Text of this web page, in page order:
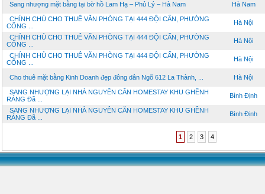
Sang nhượng mặt bằng tại bờ hồ Lam Hạ – Phủ Lý – Hà Nam Hà Nam
CHÍNH CHỦ CHO THUÊ VĂN PHÒNG TẠI 444 ĐỘI CẤN, PHƯỜNG
CỐNG ...
Hà Nội
CHÍNH CHỦ CHO THUÊ VĂN PHÒNG TẠI 444 ĐỘI CẤN, PHƯỜNG
CỐNG ...
Hà Nội
CHÍNH CHỦ CHO THUÊ VĂN PHÒNG TẠI 444 ĐỘI CẤN, PHƯỜNG
CỐNG ...
Hà Nội
Cho thuê mặt bằng Kinh Doanh đẹp đông dân Ngõ 612 La Thành, ... Hà Nội
SANG NHƯỢNG LẠI NHÀ NGUYÊN CĂN HOMESTAY KHU GHỀNH
RÁNG Đã ...
Bình Định
SANG NHƯỢNG LẠI NHÀ NGUYÊN CĂN HOMESTAY KHU GHỀNH
RÁNG Đã ...
Bình Định
1 2 3 4